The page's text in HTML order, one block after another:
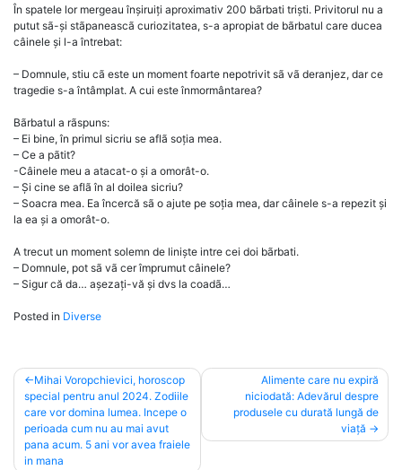
În spatele lor mergeau înșiruiți aproximativ 200 bãrbati triști. Privitorul nu a
putut sã-și stãpaneascã curiozitatea, s-a apropiat de bãrbatul care ducea
câinele și l-a întrebat:
– Domnule, stiu cã este un moment foarte nepotrivit sã vã deranjez, dar ce
tragedie s-a întâmplat. A cui este înmormântarea?
Bãrbatul a rãspuns:
– Ei bine, în primul sicriu se aflã soția mea.
– Ce a pãtit?
-Câinele meu a atacat-o și a omorât-o.
– Și cine se aflã în al doilea sicriu?
– Soacra mea. Ea încercă sã o ajute pe soția mea, dar câinele s-a repezit și
la ea și a omorât-o.
A trecut un moment solemn de liniște intre cei doi bãrbati.
– Domnule, pot sã vã cer împrumut câinele?
– Sigur că da… așezați-vă și dvs la coadã…
Posted in Diverse
Post
navigation
Mihai Voropchievici, horoscop
special pentru anul 2024. Zodiile
care vor domina lumea. Incepe o
perioada cum nu au mai avut
pana acum. 5 ani vor avea fraiele
in mana
Alimente care nu expiră
niciodată: Adevărul despre
produsele cu durată lungă de
viață